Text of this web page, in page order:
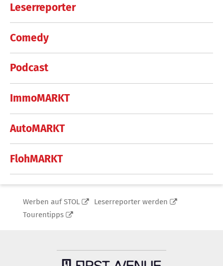
Leserreporter
Comedy
Podcast
ImmoMARKT
AutoMARKT
FlohMARKT
Werben auf STOL
Leserreporter werden
Tourentipps